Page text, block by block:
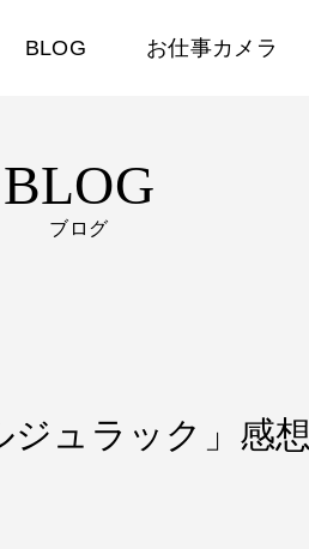
BLOG お仕事カメラ
BLOG
ブログ
ュラック」感想